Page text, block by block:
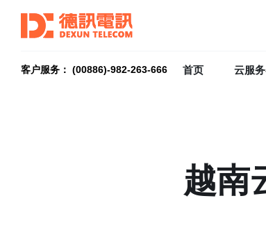
客户服务： (00886)-982-263-666 首页 云服
越南